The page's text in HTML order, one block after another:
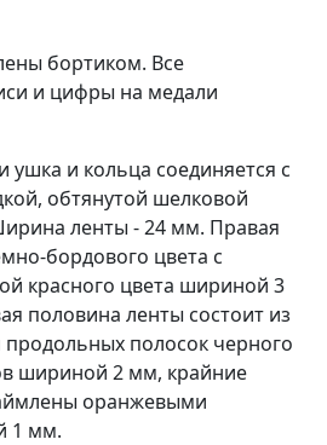
бортиком. Все
и цифры на медали
и кольца соединяется с
обтянутой шелковой
ленты - 24 мм. Правая
бордового цвета с
красного цвета шириной 3
половина ленты состоит из
полосок черного
шириной 2 мм, крайние
оранжевыми
1 мм.